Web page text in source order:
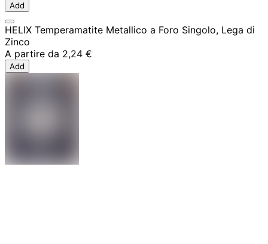
Add
HELIX Temperamatite Metallico a Foro Singolo, Lega di
Zinco
A partire da 2,24 €
Add